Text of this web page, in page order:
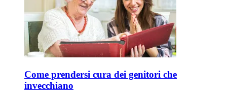
Come prendersi cura dei genitori che
invecchiano